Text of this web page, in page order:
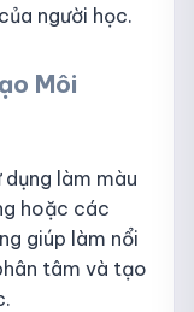
người học.
Môi
dụng làm màu
hoặc các
giúp làm nổi
tâm và tạo